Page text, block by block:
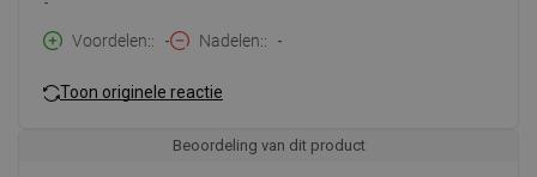
Voordelen:
- Nadelen: -
Toon originele reactie
Beoordeling van dit product